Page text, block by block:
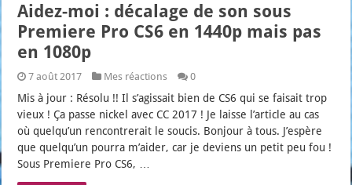
Aidez-moi : décalage de son sous
Premiere Pro CS6 en 1440p mais pas
en 1080p
7 août 2017 Mes réactions 0
Mis à jour : Réso­lu !! Il s’a­gis­sait bien de CS6 qui se fai­sait trop
vieux ! Ça passe nickel avec CC 2017 ! Je laisse l’ar­ticle au cas
où quel­qu’un ren­con­tre­rait le sou­cis. Bon­jour à tous. J’es­père
que quel­qu’un pour­ra m’ai­der, car je deviens un petit peu fou !
Sous Pre­miere Pro CS6, …